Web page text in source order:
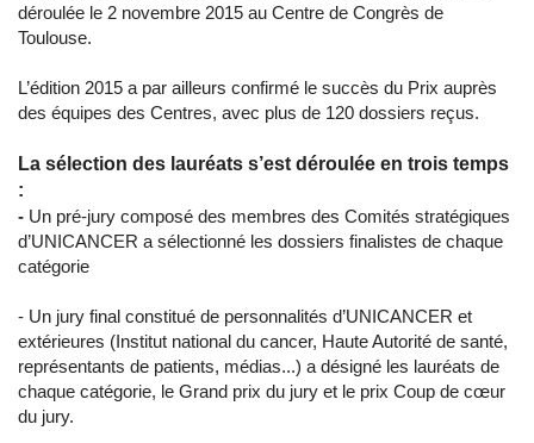
déroulée le 2 novembre 2015 au Centre de Congrès de
Toulouse.
L’édition 2015 a par ailleurs confirmé le succès du Prix auprès
des équipes des Centres, avec plus de 120 dossiers reçus.
La sélection des lauréats s’est déroulée en trois temps
:
- Un pré-jury composé des membres des Comités stratégiques
d’UNICANCER a sélectionné les dossiers finalistes de chaque
catégorie
- Un jury final constitué de personnalités d’UNICANCER et
extérieures (Institut national du cancer, Haute Autorité de santé,
représentants de patients, médias...) a désigné les lauréats de
chaque catégorie, le Grand prix du jury et le prix Coup de cœur
du jury.